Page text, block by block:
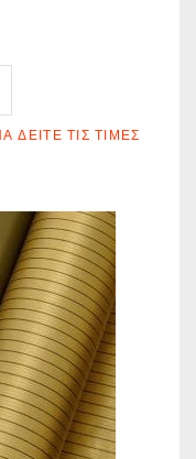
ΔΕΊΤΕ ΤΙΣ ΤΙΜΈΣ